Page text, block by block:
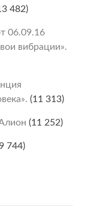
482)
06.09.16
вибрации».
(11 313)
(11 252)
744)